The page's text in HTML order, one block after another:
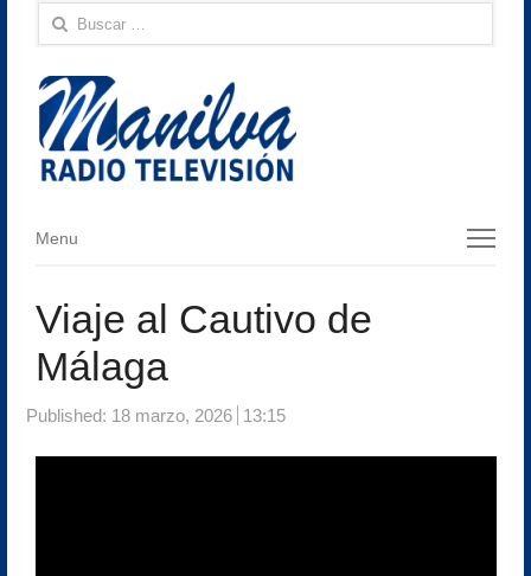
Buscar:
Menu
Menu
Viaje al Cautivo de
Málaga
Published: 18 marzo, 2026 13:15